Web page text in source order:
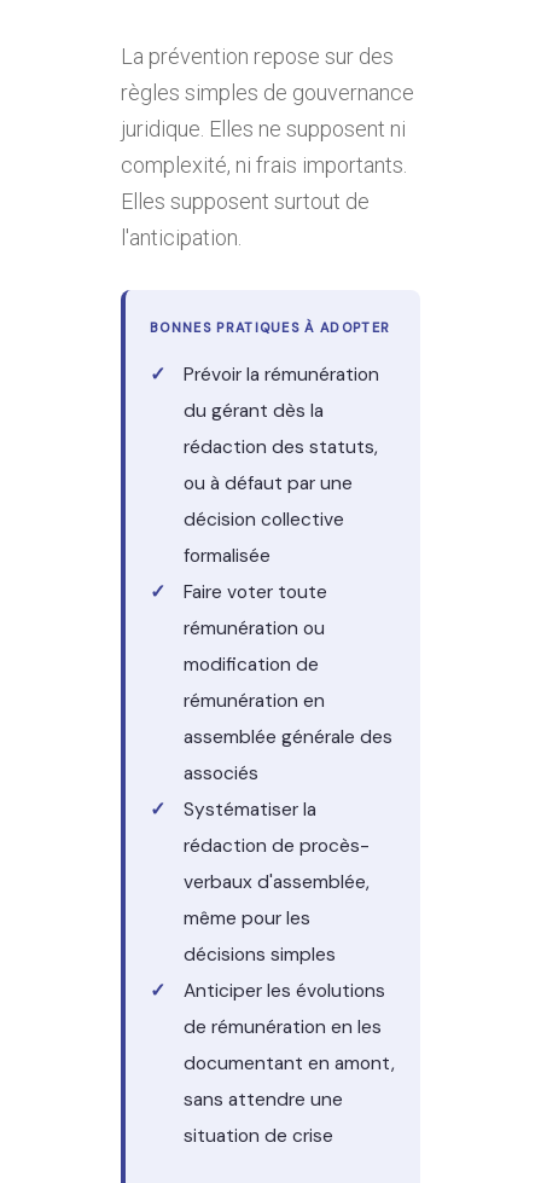
La prévention repose sur des
règles simples de gouvernance
juridique. Elles ne supposent ni
complexité, ni frais importants.
Elles supposent surtout de
l'anticipation.
BONNES PRATIQUES À ADOPTER
Prévoir la rémunération
du gérant dès la
rédaction des statuts,
ou à défaut par une
décision collective
formalisée
Faire voter toute
rémunération ou
modification de
rémunération en
assemblée générale des
associés
Systématiser la
rédaction de procès-
verbaux d'assemblée,
même pour les
décisions simples
Anticiper les évolutions
de rémunération en les
documentant en amont,
sans attendre une
situation de crise